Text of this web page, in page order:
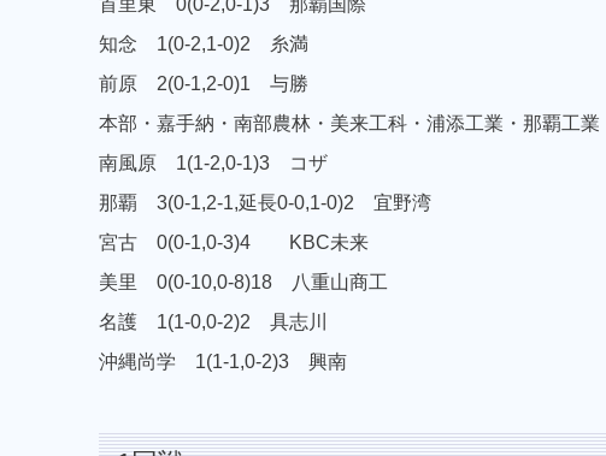
知念 1(0-2,1-0)2 糸満
前原 2(0-1,2-0)1 与勝
本部・嘉手納・南部農林・美来工科・浦添工業・那覇
南風原 1(1-2,0-1)3 コザ
那覇 3(0-1,2-1,延長0-0,1-0)2 宜野湾
宮古 0(0-1,0-3)4 KBC未来
美里 0(0-10,0-8)18 八重山商工
名護 1(1-0,0-2)2 具志川
沖縄尚学 1(1-1,0-2)3 興南